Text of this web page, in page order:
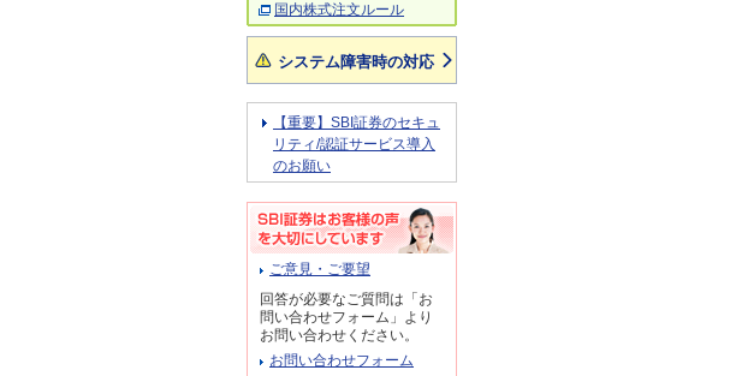
国内株式注文ルール
システム障害時の対応
【重要】SBI証券のセキュ
リティ/認証サービス導入
のお願い
ご意見・ご要望
回答が必要なご質問は「お
問い合わせフォーム」より
お問い合わせください。
お問い合わせフォーム